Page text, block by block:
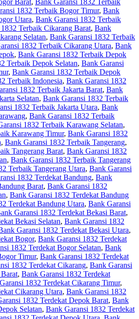
1832 Terbaik Bogor Timur, Bank
Utara, Bank Garansi 1832 Terbaik
Terbaik Cikarang Barat, Bank
Selatan, Bank Garansi 1832 Terbaik
1832 Terbaik Cikarang Utara, Bank
, Bank Garansi 1832 Terbaik Depok
Terbaik Depok Selatan, Bank Garansi
, Bank Garansi 1832 Terbaik Depok
Terbaik Indonesia, Bank Garansi 1832
1832 Terbaik Jakarta Barat, Bank
Selatan, Bank Garansi 1832 Terbaik
1832 Terbaik Jakarta Utara, Bank
, Bank Garansi 1832 Terbaik
1832 Terbaik Karawang Selatan,
Karawang Timur, Bank Garansi 1832
, Bank Garansi 1832 Terbaik Tangerang,
Tangerang Barat, Bank Garansi 1832
, Bank Garansi 1832 Terbaik Tangerang
Terbaik Tangerang Utara, Bank Garansi
1832 Terdekat Bandung, Bank
Barat, Bank Garansi 1832
, Bank Garansi 1832 Terdekat Bandung
Terdekat Bandung Utara, Bank Garansi
Garansi 1832 Terdekat Bekasi Barat,
Bekasi Selatan, Bank Garansi 1832
Garansi 1832 Terdekat Bekasi Utara,
Bogor, Bank Garansi 1832 Terdekat
1832 Terdekat Bogor Selatan, Bank
Timur, Bank Garansi 1832 Terdekat
1832 Terdekat Cikarang, Bank Garansi
, Bank Garansi 1832 Terdekat
1832 Terdekat Cikarang Timur,
Cikarang Utara, Bank Garansi 1832
1832 Terdekat Depok Barat, Bank
Selatan, Bank Garansi 1832 Terdekat